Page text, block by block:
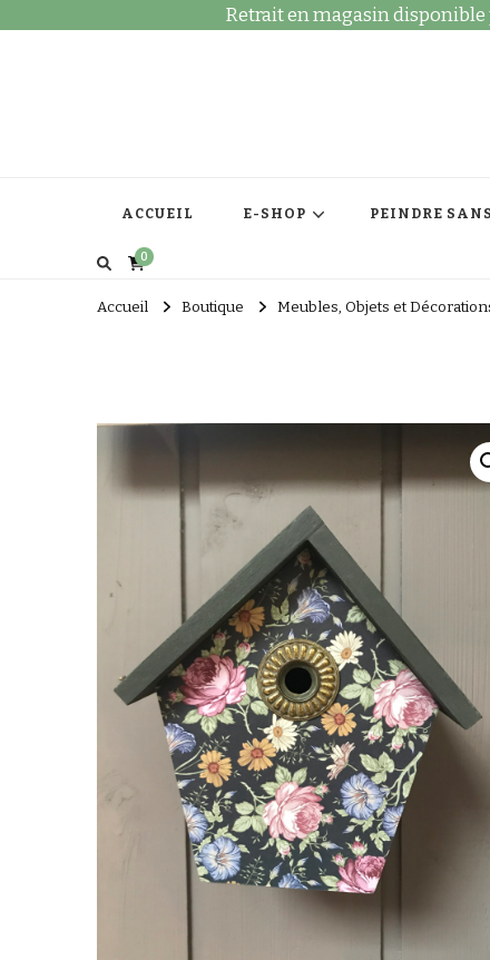
Retrait en magasin
ACCUEIL E-SHOP PEINDRE
0
Accueil Boutique Meubles, Objets et